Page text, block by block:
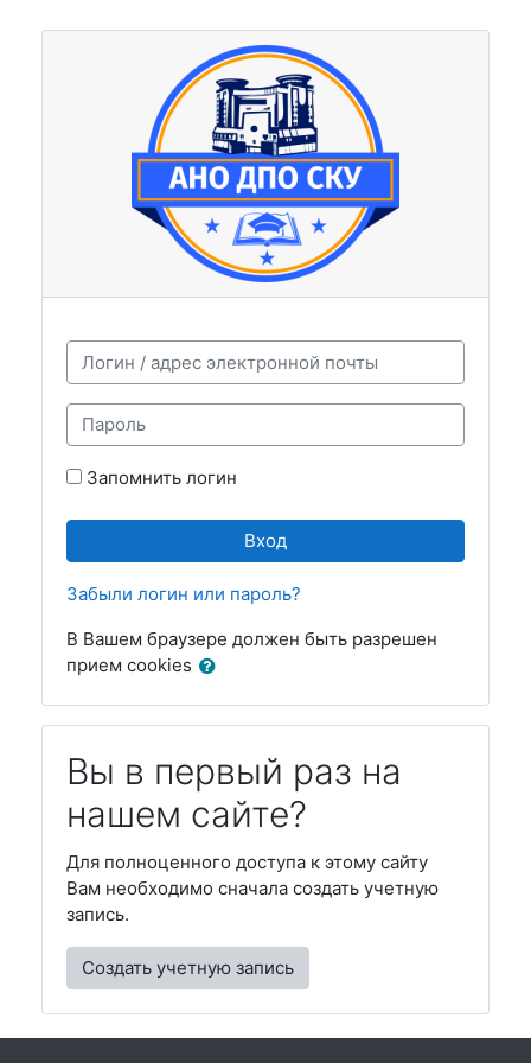
Логин / адрес электронной почты
Пароль
Запомнить логин
Вход
Забыли логин или пароль?
В Вашем браузере должен быть разрешен
прием cookies
Вы в первый раз на
нашем сайте?
Для полноценного доступа к этому сайту
Вам необходимо сначала создать учетную
запись.
Создать учетную запись